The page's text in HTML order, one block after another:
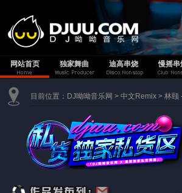
网站首页
独家舞曲 迪高串烧 慢摇串
目前位置： DJ呦呦音乐网 > 中文Remix > 林颐